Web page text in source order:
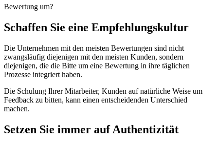
Bewertung um?
Schaffen Sie eine Empfehlungskultur
Die Unternehmen mit den meisten Bewertungen sind nicht
zwangsläufig diejenigen mit den meisten Kunden, sondern
diejenigen, die die Bitte um eine Bewertung in ihre täglichen
Prozesse integriert haben.
Die Schulung Ihrer Mitarbeiter, Kunden auf natürliche Weise um
Feedback zu bitten, kann einen entscheidenden Unterschied
machen.
Setzen Sie immer auf Authentizität